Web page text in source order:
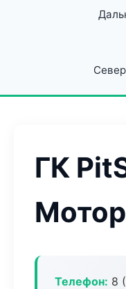
ГК
Телефон: 8